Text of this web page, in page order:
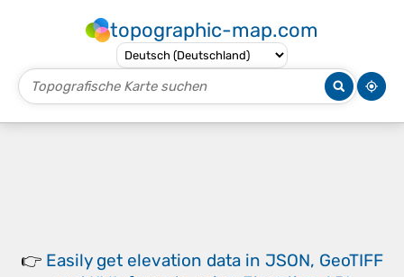
topographic-map.com
👉 Easily get elevation data in JSON, GeoTIFF